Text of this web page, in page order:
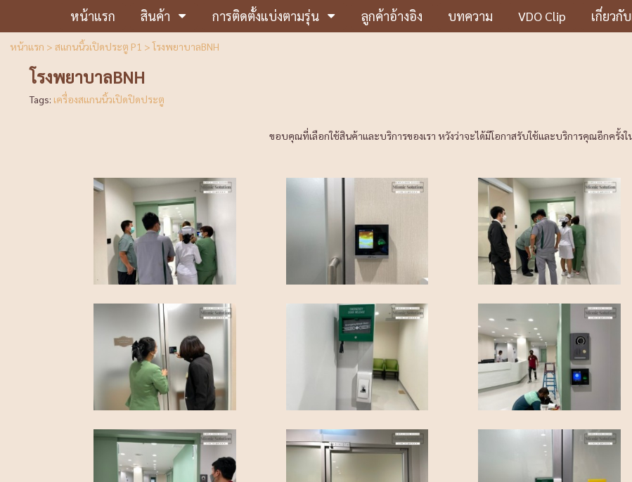
หน้าแรก สินค้า การติดตั้งแบ่งตามรุ่น ลูกค้าอ้างอิง บทความ VDO Clip เกี่ยวกับ
หน้าแรก > สแกนนิ้วเปิดประตู P1 >โรงพยาบาลBNH
โรงพยาบาลBNH
Tags: เครื่องสแกนนิ้วเปิดปิดประตู
ขอบคุณที่เลือกใช้สินค้าและบริการของเรา หวังว่าจะได้มีโอกาสรับใช้และบริการคุณอีกครั้ง